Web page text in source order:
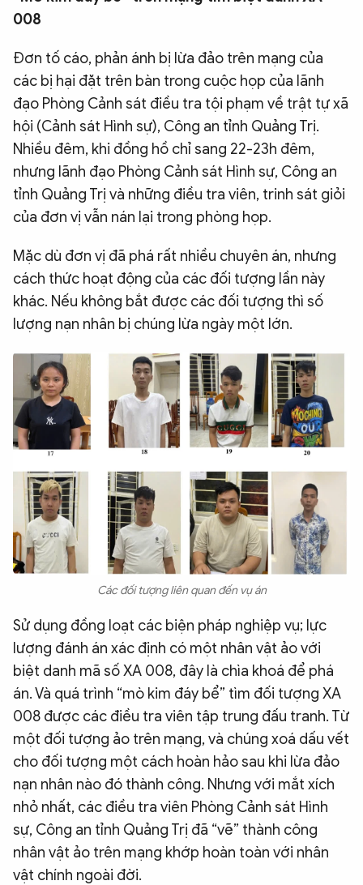
008
Đơn tố cáo, phản ánh bị lừa đảo trên mạng của
các bị hại đặt trên bàn trong cuộc họp của lãnh
đạo Phòng Cảnh sát điều tra tội phạm về trật tự xã
hội (Cảnh sát Hình sự), Công an tỉnh Quảng Trị.
Nhiều đêm, khi đồng hồ chỉ sang 22-23h đêm,
nhưng lãnh đạo Phòng Cảnh sát Hình sự, Công an
tỉnh Quảng Trị và những điều tra viên, trinh sát giỏi
của đơn vị vẫn nán lại trong phòng họp.
Mặc dù đơn vị đã phá rất nhiều chuyên án, nhưng
cách thức hoạt động của các đối tượng lần này
khác. Nếu không bắt được các đối tượng thì số
lượng nạn nhân bị chúng lừa ngày một lớn.
Các đối tượng liên quan đến vụ án
Sử dụng đồng loạt các biện pháp nghiệp vụ; lực
lượng đánh án xác định có một nhân vật ảo với
biệt danh mã số XA 008, đây là chìa khoá để phá
án. Và quá trình “mò kim đáy bể” tìm đối tượng XA
008 được các điều tra viên tập trung đấu tranh. Từ
một đối tượng ảo trên mạng, và chúng xoá dấu vết
cho đối tượng một cách hoàn hảo sau khi lừa đảo
nạn nhân nào đó thành công. Nhưng với mắt xích
nhỏ nhất, các điều tra viên Phòng Cảnh sát Hình
sự, Công an tỉnh Quảng Trị đã “vẽ” thành công
nhân vật ảo trên mạng khớp hoàn toàn với nhân
vật chính ngoài đời.